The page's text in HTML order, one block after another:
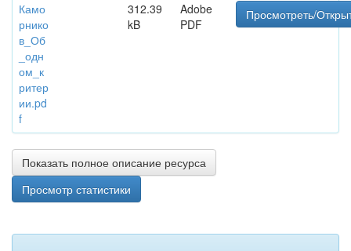
Камо
рнико
в_Об
_одн
ом_к
ритер
ии.pd
f
312.39
kB
Adobe
PDF
Просмотреть/
Показать полное описание ресурса
Просмотр статистики